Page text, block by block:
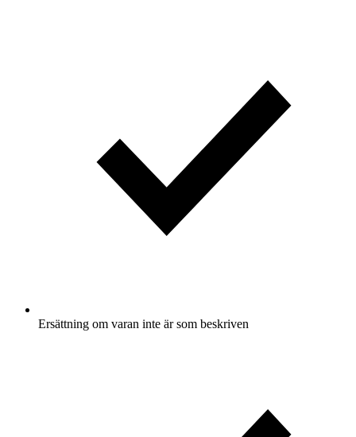
Ersättning om varan inte är som beskriven